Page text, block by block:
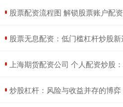
股票配资流程图 解锁股票账户配
股票无息配资：低门槛杠杆炒股新
上海期货配资公司 个人配资炒股
​炒股杠杆：风险与收益并存的博弈